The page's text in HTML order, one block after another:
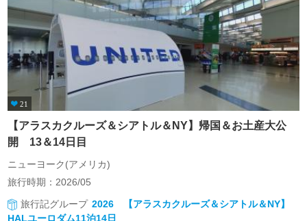
21
【アラスカクルーズ＆シアトル＆NY】帰国＆お土産大公
開 13＆14日目
ニューヨーク(アメリカ)
旅行時期：2026/05
旅行記グループ 2026 【アラスカクルーズ＆シアトル＆NY】
HALユーロダム11泊14日